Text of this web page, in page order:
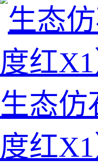
生态仿
度红X1